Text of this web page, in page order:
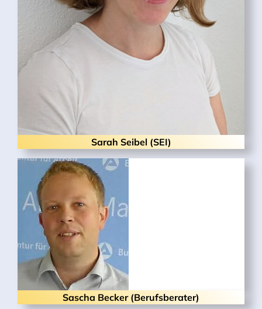
Sarah Seibel (SEI)
Sascha Becker (Berufsberater)